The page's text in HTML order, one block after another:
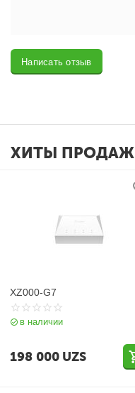
Написать отзыв
ХИТЫ ПРОДАЖ
XZ000-G7
в наличии
198 000 UZS